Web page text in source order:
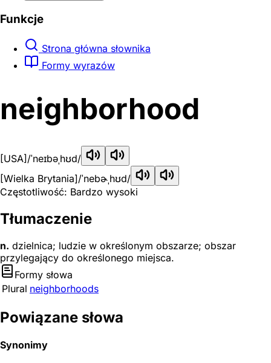
Funkcje
Strona główna słownika
Formy wyrazów
neighborhood
[USA] /ˈneɪbəˌhʊd/
[Wielka Brytania]/ˈnebɚˌhʊd/
Częstotliwość: Bardzo wysoki
Tłumaczenie
n. dzielnica; ludzie w określonym obszarze; obszar
przylegający do określonego miejsca.
Formy słowa
Plural neighborhoods
Powiązane słowa
Synonimy